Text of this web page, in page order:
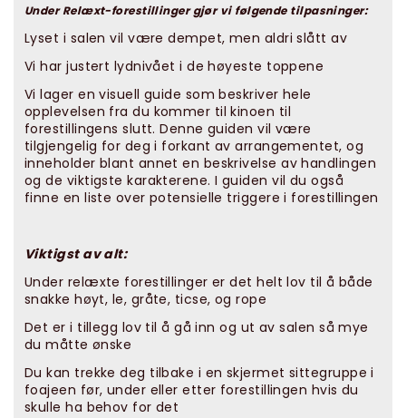
Under Relæxt-forestillinger gjør vi følgende tilpasninger:
Lyset i salen vil være dempet, men aldri slått av
Vi har justert lydnivået i de høyeste toppene
Vi lager en visuell guide som beskriver hele
opplevelsen fra du kommer til kinoen til
forestillingens slutt. Denne guiden vil være
tilgjengelig for deg i forkant av arrangementet, og
inneholder blant annet en beskrivelse av handlingen
og de viktigste karakterene. I guiden vil du også
finne en liste over potensielle triggere i forestillingen
Viktigst av alt:
Under relæxte forestillinger er det helt lov til å både
snakke høyt, le, gråte, ticse, og rope
Det er i tillegg lov til å gå inn og ut av salen så mye
du måtte ønske
Du kan trekke deg tilbake i en skjermet sittegruppe i
foajeen før, under eller etter forestillingen hvis du
skulle ha behov for det